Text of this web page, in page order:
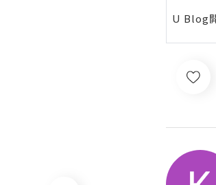
U Blog